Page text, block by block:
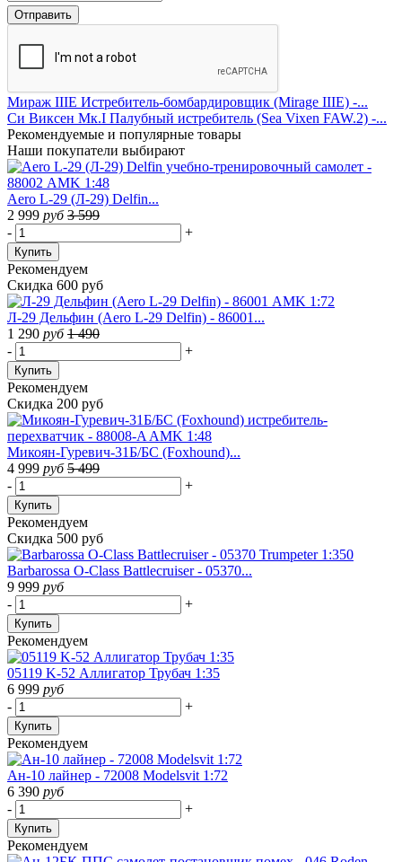
Мираж IIIE Истребитель-бомбардировщик (Mirage IIIE) -...
Си Виксен Мк.I Палубный истребитель (Sea Vixen FAW.2) -...
Рекомендуемые и популярные товары
Наши покупатели выбирают
Aero L-29 (Л-29) Delfin...
2 999 руб 3 599
-
+
Купить
Рекомендуем
Скидка 600 руб
Л-29 Дельфин (Aero L-29 Delfin) - 86001...
1 290 руб 1 490
-
+
Купить
Рекомендуем
Скидка 200 руб
Микоян-Гуревич-31Б/БС (Foxhound)...
4 999 руб 5 499
-
+
Купить
Рекомендуем
Скидка 500 руб
Barbarossa O-Class Battlecruiser - 05370...
9 999 руб
-
+
Купить
Рекомендуем
05119 K-52 Аллигатор Трубач 1:35
6 999 руб
-
+
Купить
Рекомендуем
Ан-10 лайнер - 72008 Modelsvit 1:72
6 390 руб
-
+
Купить
Рекомендуем